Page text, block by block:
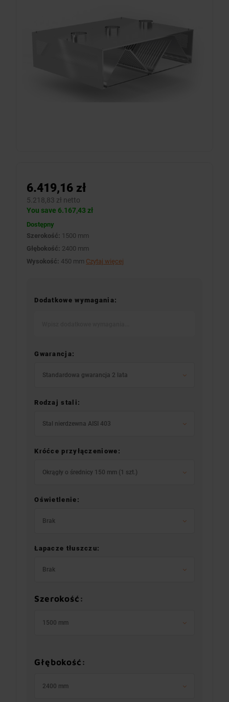
6.419,16 zł
5.218,83 zł netto
You save 6.167,43 zł
Dostępny
Szerokość: 1500 mm
Głębokość: 2400 mm
Wysokość: 450 mm Czytaj więcej
Dodatkowe wymagania:
Gwarancja:
Standardowa gwarancja 2 lata
Rodzaj stali:
Stal nierdzewna AISI 403
Króćce przyłączeniowe:
Okrągły o średnicy 150 mm (1 szt.)
Oświetlenie:
Brak
Łapacze tłuszczu:
Brak
Szerokość:
1500 mm
Głębokość:
2400 mm